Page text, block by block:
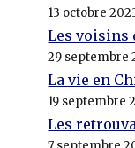
13 octobre
Les voisins
29 septembre
La vie en
19 septembre
Les